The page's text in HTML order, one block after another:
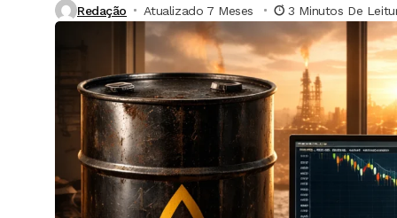
Redação Atualizado 7 Meses ⁮ 3 Minutos De